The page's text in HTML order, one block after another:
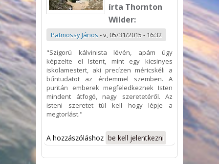
írta Thornton
Wilder:
Patmossy János -v, 05/31/2015 - 16:32
"Szigorú kálvinista lévén, apám úgy
képzelte el Istent, mint egy kicsinyes
iskolamestert, aki precízen méricskéli a
bűntudatot az érdemmel szemben. A
puritán emberek megfeledkeznek Isten
mindent átfogó, nagy szeretetéről. Az
isteni szeretet túl kell hogy lépje a
megtorlást."
A hozzászóláshoz be kell jelentkezni